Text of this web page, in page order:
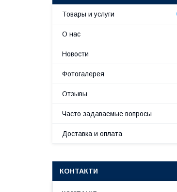
Товары и услуги
О нас
Новости
Фотогалерея
Отзывы
Часто задаваемые вопросы
Доставка и оплата
КОНТАКТИ